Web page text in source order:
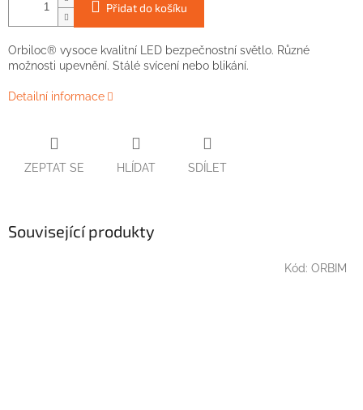
Přidat do košíku
Orbiloc® vysoce kvalitní LED bezpečnostní světlo. Různé
možnosti upevnění. Stálé svícení nebo blikání.
Detailní informace
ZEPTAT SE HLÍDAT SDÍLET
Související produkty
Kód: ORBIM